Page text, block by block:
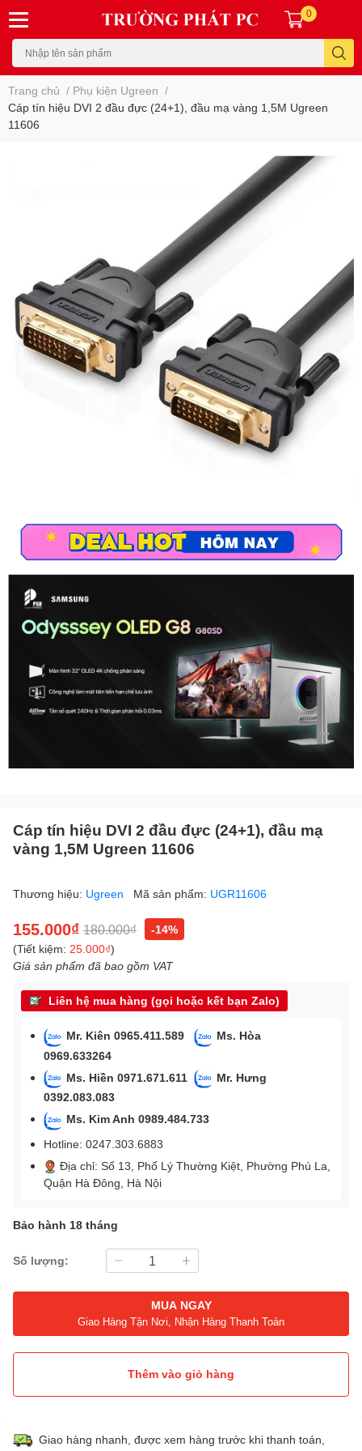
0
Trang chủ / Phụ kiện Ugreen /
Cáp tín hiệu DVI 2 đầu đực (24+1), đầu mạ vàng 1,5M Ugreen
11606
Cáp tín hiệu DVI 2 đầu đực (24+1), đầu mạ
vàng 1,5M Ugreen 11606
Thương hiệu: Ugreen Mã sản phẩm: UGR11606
155.000₫ 180.000₫
-14%
(Tiết kiệm: 25.000₫)
Giá sản phẩm đã bao gồm VAT
Liên hệ mua hàng (gọi hoặc kết bạn Zalo)
Mr. Kiên 0965.411.589
Ms. Hòa
0969.633264
Ms. Hiền 0971.671.611
Mr. Hưng
0392.083.083
Ms. Kim Anh 0989.484.733
Hotline: 0247.303.6883
Địa chỉ: Số 13, Phố Lý Thường Kiệt, Phường Phú La,
Quận Hà Đông, Hà Nội
Bảo hành 18 tháng
Số lượng:
MUA NGAY
Giao Hàng Tận Nơi, Nhận Hàng Thanh Toán
Thêm vào giỏ hàng
Giao hàng nhanh, được xem hàng trước khi thanh toán,